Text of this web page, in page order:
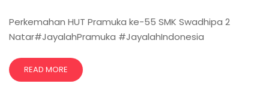
Perkemahan HUT Pramuka ke-55 SMK Swadhipa 2
Natar#JayalahPramuka #JayalahIndonesia
READ MORE